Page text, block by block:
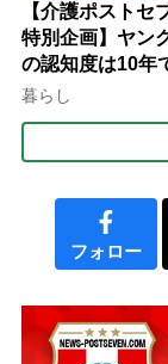
【介護ポストセ
特別企画】ヤン
の認知度は10年
行語大賞にノミ
暮らし
フォロー